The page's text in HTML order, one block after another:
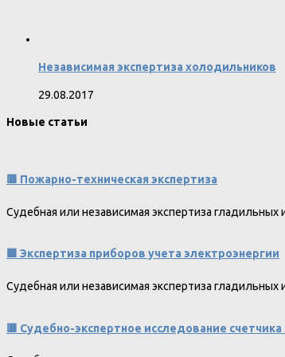
Независимая экспертиза холодильников
29.08.2017
Новые статьи
🟥 Пожарно-техническая экспертиза
Судебная или независимая экспертиза
🟩 Экспертиза приборов учета электроэнергии
Судебная или независимая экспертиза
🟥 Судебно-экспертное исследование